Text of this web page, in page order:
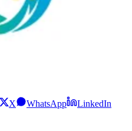
X WhatsApp LinkedIn